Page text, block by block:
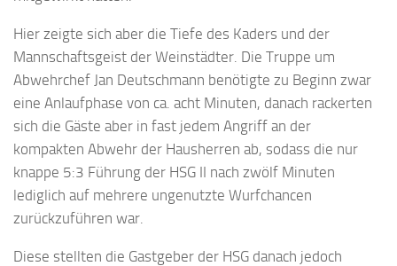
Hier zeigte sich aber die Tiefe des Kaders und der
Mannschaftsgeist der Weinstädter. Die Truppe um
Abwehrchef Jan Deutschmann benötigte zu Beginn zwar
eine Anlaufphase von ca. acht Minuten, danach rackerten
sich die Gäste aber in fast jedem Angriff an der
kompakten Abwehr der Hausherren ab, sodass die nur
knappe 5:3 Führung der HSG II nach zwölf Minuten
lediglich auf mehrere ungenutzte Wurfchancen
zurückzuführen war.
Diese stellten die Gastgeber der HSG danach jedoch